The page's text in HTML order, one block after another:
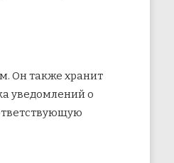
Он также хранит
уведомлений о